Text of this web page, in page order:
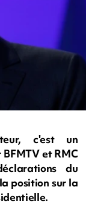
c'est un
et RMC
du
position sur la